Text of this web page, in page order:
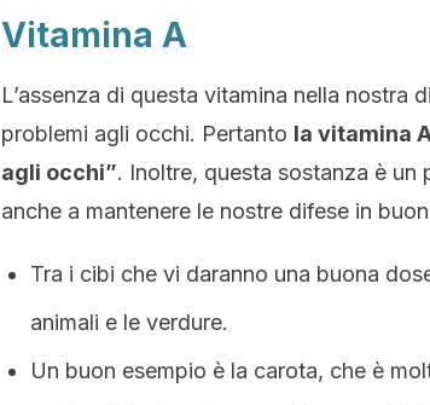
Vitamina A
L’assenza di questa vitamina nella nostra
problemi agli occhi. Pertanto la vitamina
agli occhi”. Inoltre, questa sostanza è un
anche a mantenere le nostre difese in
Tra i cibi che vi daranno una buona
animali e le verdure.
Un buon esempio è la carota, che è